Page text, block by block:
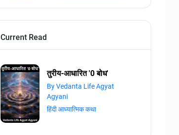
Current Read
तुरीय-आधारित '0 बोध'
By Vedanta Life Agyat
Agyani
हिंदी आध्यात्मिक कथा